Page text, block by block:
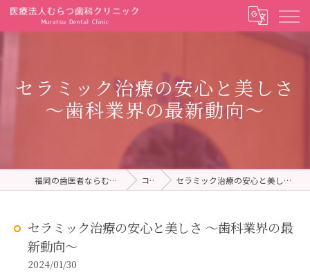
セラミック治療の安心と美しさ
〜歯科業界の最新動向〜
福岡の歯医者ならむらつ歯科クリニック コラム セラミック治療の安心と美しさ 〜歯科業界の最新動向〜
セラミック治療の安心と美しさ 〜歯科業界の最
新動向〜
2024/01/30